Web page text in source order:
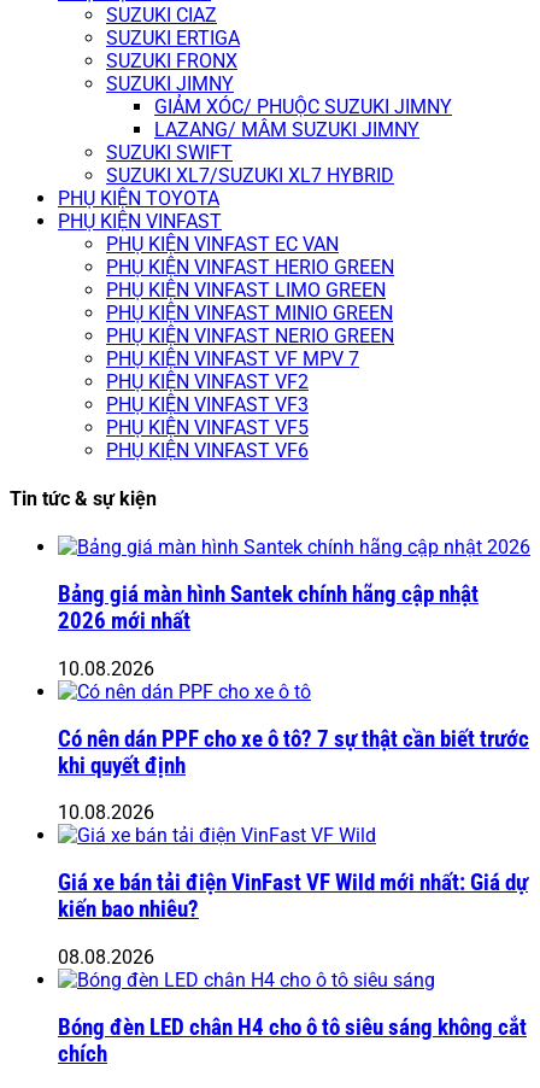
SUZUKI CIAZ
SUZUKI ERTIGA
SUZUKI FRONX
SUZUKI JIMNY
GIẢM XÓC/ PHUỘC SUZUKI JIMNY
LAZANG/ MÂM SUZUKI JIMNY
SUZUKI SWIFT
SUZUKI XL7/SUZUKI XL7 HYBRID
PHỤ KIỆN TOYOTA
PHỤ KIỆN VINFAST
PHỤ KIỆN VINFAST EC VAN
PHỤ KIỆN VINFAST HERIO GREEN
PHỤ KIỆN VINFAST LIMO GREEN
PHỤ KIỆN VINFAST MINIO GREEN
PHỤ KIỆN VINFAST NERIO GREEN
PHỤ KIỆN VINFAST VF MPV 7
PHỤ KIỆN VINFAST VF2
PHỤ KIỆN VINFAST VF3
PHỤ KIỆN VINFAST VF5
PHỤ KIỆN VINFAST VF6
Tin tức & sự kiện
Bảng giá màn hình Santek chính hãng cập nhật
2026 mới nhất
10.08.2026
Có nên dán PPF cho xe ô tô? 7 sự thật cần biết trước
khi quyết định
10.08.2026
Giá xe bán tải điện VinFast VF Wild mới nhất: Giá dự
kiến bao nhiêu?
08.08.2026
Bóng đèn LED chân H4 cho ô tô siêu sáng không cắt
chích